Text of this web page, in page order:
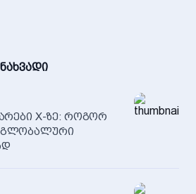
X-ზე: როგორ
გლობალური